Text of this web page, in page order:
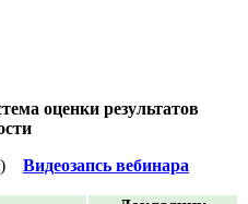
оценки результатов
Видеозапсь вебинара